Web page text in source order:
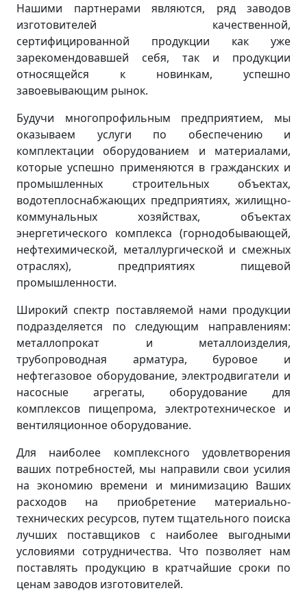
Нашими партнерами являются, ряд заводов
изготовителей качественной,
сертифицированной продукции как уже
зарекомендовавшей себя, так и продукции
относящейся к новинкам, успешно
завоевывающим рынок.
Будучи многопрофильным предприятием, мы
оказываем услуги по обеспечению и
комплектации оборудованием и материалами,
которые успешно применяются в гражданских и
промышленных строительных объектах,
водотеплоснабжающих предприятиях, жилищно-
коммунальных хозяйствах, объектах
энергетического комплекса (горнодобывающей,
нефтехимической, металлургической и смежных
отраслях), предприятиях пищевой
промышленности.
Широкий спектр поставляемой нами продукции
подразделяется по следующим направлениям:
металлопрокат и металлоизделия,
трубопроводная арматура, буровое и
нефтегазовое оборудование, электродвигатели и
насосные агрегаты, оборудование для
комплексов пищепрома, электротехническое и
вентиляционное оборудование.
Для наиболее комплексного удовлетворения
ваших потребностей, мы направили свои усилия
на экономию времени и минимизацию Ваших
расходов на приобретение материально-
технических ресурсов, путем тщательного поиска
лучших поставщиков с наиболее выгодными
условиями сотрудничества. Что позволяет нам
поставлять продукцию в кратчайшие сроки по
ценам заводов изготовителей.